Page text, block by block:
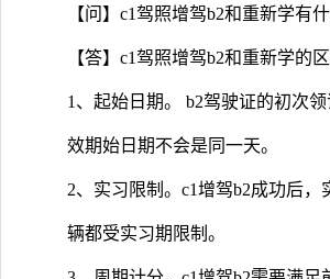
【问】c1驾照增驾b2和重新学有
【答】c1驾照增驾b2和重新学的区
1、起始日期。 b2驾驶证的初次
效期始日期不会是同一天。
2、实习限制。c1增驾b2成功后
辆都受实习期限制。